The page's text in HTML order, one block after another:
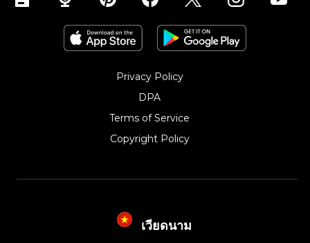
Privacy Policy
DPA
Terms of Service
Copyright Policy‎
เวียดนาม